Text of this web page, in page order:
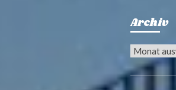
Archiv
Archiv